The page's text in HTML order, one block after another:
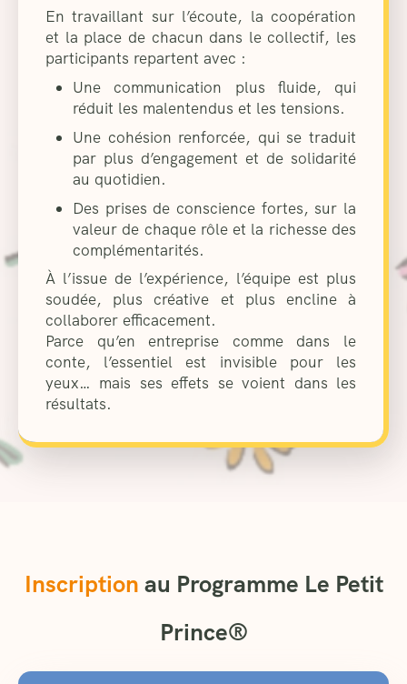
En travaillant sur l’écoute, la coopération
et la place de chacun dans le collectif, les
participants repartent avec :
Une communication plus fluide, qui
réduit les malentendus et les tensions.
Une cohésion renforcée, qui se traduit
par plus d’engagement et de solidarité
au quotidien.
Des prises de conscience fortes, sur la
valeur de chaque rôle et la richesse des
complémentarités.
À l’issue de l’expérience, l’équipe est plus
soudée, plus créative et plus encline à
collaborer efficacement.
Parce qu’en entreprise comme dans le
conte, l’essentiel est invisible pour les
yeux… mais ses effets se voient dans les
résultats.
Inscription au Programme Le Petit
Prince®